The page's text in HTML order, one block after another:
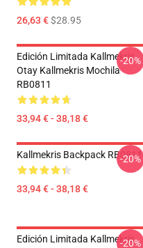
26,63 €$28.95
Edición Limitada Kallmekris
Otay Kallmekris Mochila
RB0811
33,94 € - 38,18 €
-20%
Kallmekris Backpack RB0811
33,94 € - 38,18 €
-20%
Edición Limitada Kallmekris
-20%